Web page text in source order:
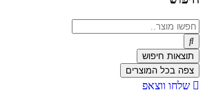
Search
...
תוצאות חיפוש
צפה בכל המוצרים
שלחו ווצאפ